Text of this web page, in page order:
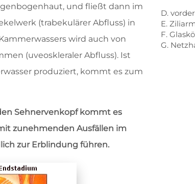
und fließt dann im
(trabekulärer Abfluss) in
wird auch von
(uveoskleraler Abfluss). Ist
produziert, kommt es zum
Sehnervenkopf kommt es
zunehmenden Ausfällen im
zur Erblindung führen.
D.
E.
F.
G.